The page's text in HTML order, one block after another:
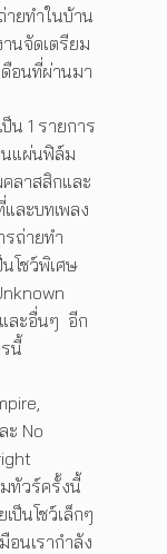
ายทำในบ้าน
นจัดเตรียม
ดือนที่ผ่านมา
น 1 รายการ
นแผ่นฟิล์ม
ลาสสิกและ
ละบทเพลง
รถ่ายทำ
โชว์พิเศษ
ละอื่นๆ อีก
นี้
ะ No
ทัวร์ครั้งนี้
ป็นโชว์เล็กๆ
อนเรากำลัง